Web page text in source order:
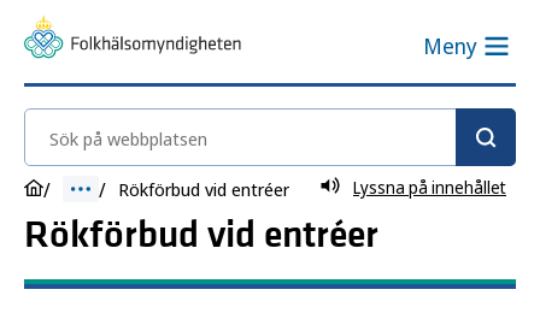
Meny
Sök på webbplatsen
Rökförbud vid entréer Lyssna på innehållet
Rökförbud vid entréer